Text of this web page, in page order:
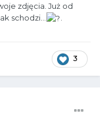
zdjęcia. Już od
schodzi...
3